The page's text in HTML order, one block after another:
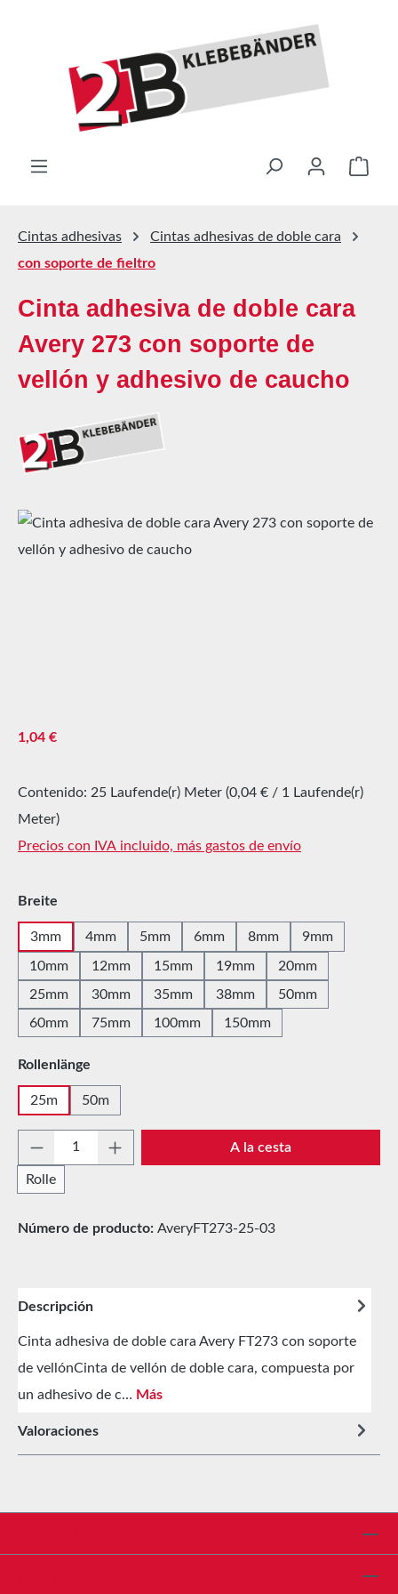
El
Cintas adhesivas
Cintas adhesivas de doble cara
con soporte de fieltro
Cinta adhesiva de doble cara
Avery 273 con soporte de
vellón y adhesivo de caucho
Omitir galería de imágenes
Precio normal:
1,04 €
Contenido: 25 Laufende(r) Meter (0,04 € / 1 Laufende(r)
Meter)
Precios con IVA incluido, más gastos de envío
Seleccione
Breite
3mm 4mm 5mm 6mm 8mm 9mm
10mm 12mm 15mm 19mm
20mm
25mm
30mm 35mm 38mm
50mm
60mm
75mm 100mm 150mm
Seleccione
Rollenlänge
25m 50m
Cantidad del producto: introduce la
Rolle
A la cesta
Número de producto: AveryFT273-25-03
Descripción
Cinta adhesiva de doble cara Avery FT273 con soporte
de vellónCinta de vellón de doble cara, compuesta por
un adhesivo de c… Más
Valoraciones